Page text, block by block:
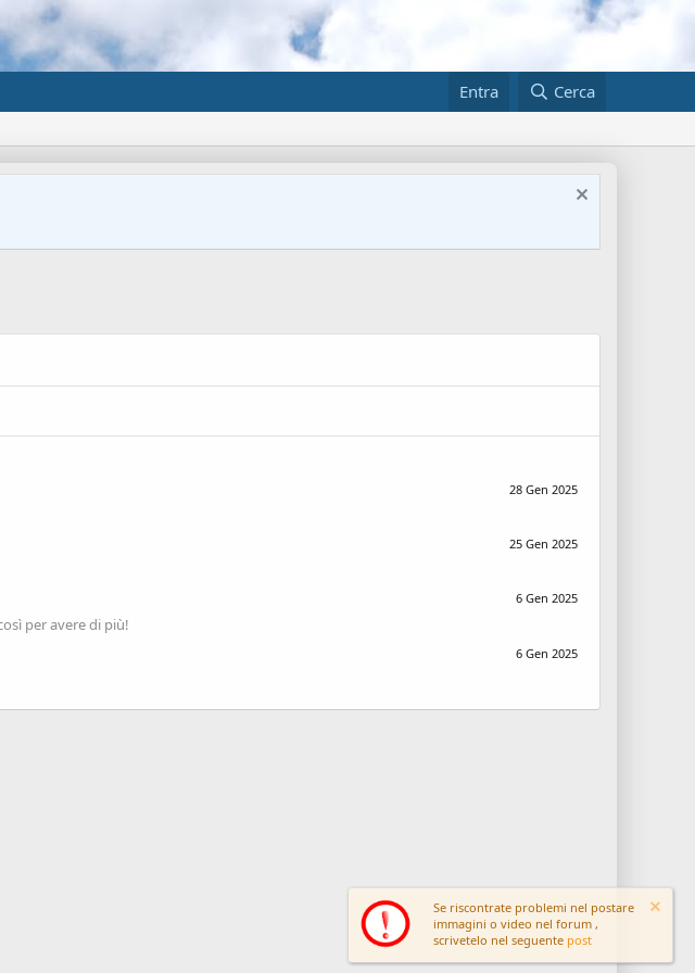
Entra Cerca
28 Gen 2025
25 Gen 2025
6 Gen 2025
per avere di più!
6 Gen 2025
Se riscontrate problemi nel postare
immagini o video nel forum ,
scrivetelo nel seguente post